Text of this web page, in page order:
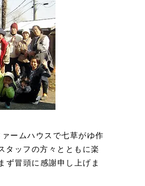
ームハウスで七草がゆ作
タッフの方々とともに楽
ず冒頭に感謝申し上げま